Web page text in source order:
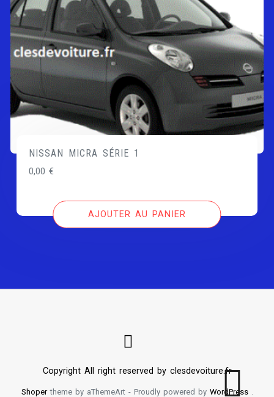
NISSAN MICRA SÉRIE 1
0,00€
AJOUTER AU PANIER
Copyright All right reserved by clesdevoiture.fr
Shopertheme by aThemeArt - Proudly powered by WordPress.